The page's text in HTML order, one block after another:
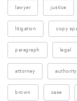
lawyer justice
litigation copy
paragraph legal
attorney authority
brown case